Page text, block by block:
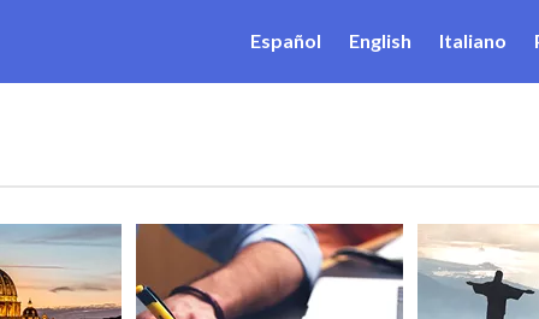
Español English Italiano